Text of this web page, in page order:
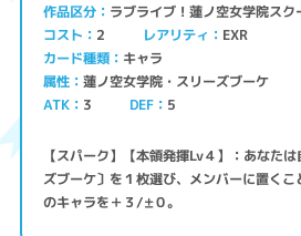
作品区分 ラブライブ！蓮ノ空女学院ス
コスト 2 レアリティ EXR
カード種類 キャラ
属性 蓮ノ空女学院・スリーズブーケ
ATK 3 DEF 5
【スパーク】【本領発揮Lv４】：あなた
ズブーケ〕を１枚選び、メンバーに置く
のキャラを＋３/±０。